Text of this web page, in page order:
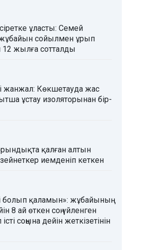
ұласты: Семей
сойылмен ұрып
12 жылға сотталды
жанжал: Көкшетауда жас
ұстау изоляторынан бір-
қалған алтын
иемденіп кеткен
болып қаламын»: жұбайының
8 ай өткен соң үйленген
соңына дейін жеткізетінін